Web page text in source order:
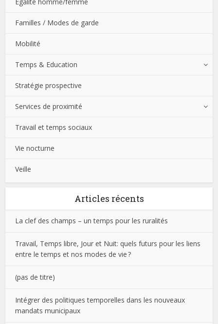
Familles / Modes de garde
Mobilité
Temps & Education
Stratégie prospective
Services de proximité
Travail et temps sociaux
Vie nocturne
Veille
Articles récents
La clef des champs – un temps pour les ruralités
Travail, Temps libre, Jour et Nuit: quels futurs pour les liens
entre le temps et nos modes de vie ?
(pas de titre)
Intégrer des politiques temporelles dans les nouveaux
mandats municipaux